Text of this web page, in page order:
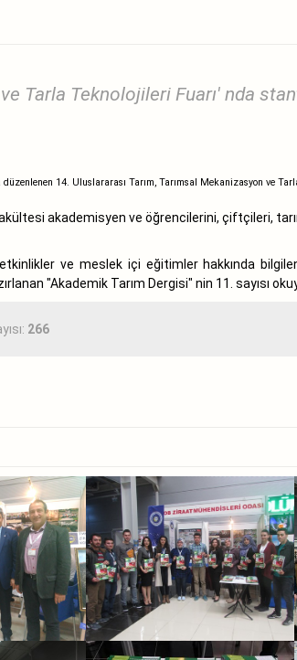
Tarla Teknolojileri Fuarı' nda
14. Uluslararası Tarım, Tarımsal Mekanizasyon ve Tarla
akademisyen ve öğrencilerini, çiftçileri,
ve meslek içi eğitimler hakkında
"Akademik Tarım Dergisi" nin 11. sayısı
266